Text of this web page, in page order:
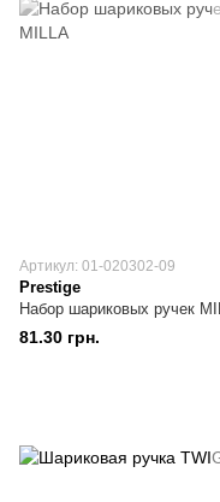
Артикул: 01-020302-09
Prestige
Набор шариковых ручек
81.30 грн.